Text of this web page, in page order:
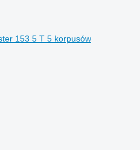
153 5 T 5 korpusów